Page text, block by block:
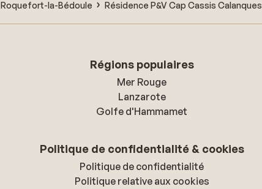
Roquefort-la-Bédoule Résidence P&V Cap Cassis Calanques
Régions populaires
Mer Rouge
Lanzarote
Golfe d'Hammamet
Politique de confidentialité & cookies
Politique de confidentialité
Politique relative aux cookies